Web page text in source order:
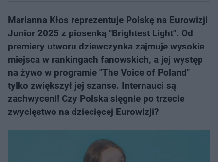
Marianna Kłos reprezentuje Polskę na Eurowizji
Junior 2025 z piosenką "Brightest Light". Od
premiery utworu dziewczynka zajmuje wysokie
miejsca w rankingach fanowskich, a jej występ
na żywo w programie "The Voice of Poland"
tylko zwiększył jej szanse. Internauci są
zachwyceni! Czy Polska sięgnie po trzecie
zwycięstwo na dziecięcej Eurowizji?